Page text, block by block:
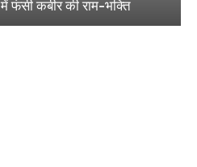
में फंसी कबीर की राम-भक्ति